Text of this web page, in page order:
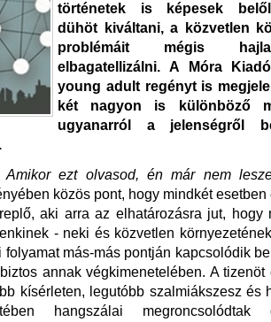
történetek is képesek
dühöt kiváltani, a közvetlen
problémáit mégis
elbagatellizálni. A Móra
young adult regényt is
két nagyon is különböző
ugyanarról a jelenségről
Amikor ezt olvasod, én már nem
közös pont, hogy mindkét
aki arra az elhatározásra jut, hogy
- neki és közvetlen
más-más pontján kapcsolódik
annak végkimenetelében. A
kísérleten, legutóbb szalmiákszesz és
hangszálai